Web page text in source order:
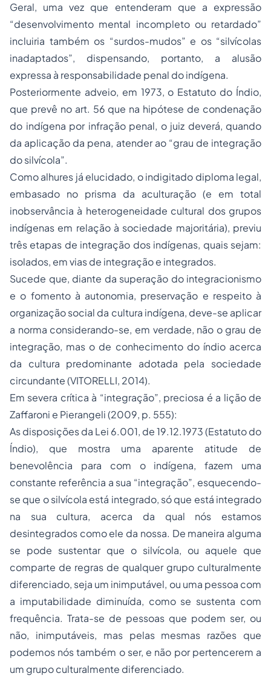
Geral, uma vez que entenderam que a expressão
“desenvolvimento mental incompleto ou retardado”
incluiria também os “surdos-mudos” e os “silvícolas
inadaptados”, dispensando, portanto, a alusão
expressa à responsabilidade penal do indígena.
Posteriormente adveio, em 1973, o Estatuto do Índio,
que prevê no art. 56 que na hipótese de condenação
do indígena por infração penal, o juiz deverá, quando
da aplicação da pena, atender ao “grau de integração
do silvícola”.
Como alhures já elucidado, o indigitado diploma legal,
embasado no prisma da aculturação (e em total
inobservância à heterogeneidade cultural dos grupos
indígenas em relação à sociedade majoritária), previu
três etapas de integração dos indígenas, quais sejam:
isolados, em vias de integração e integrados.
Sucede que, diante da superação do integracionismo
e o fomento à autonomia, preservação e respeito à
organização social da cultura indígena, deve-se aplicar
a norma considerando-se, em verdade, não o grau de
integração, mas o de conhecimento do índio acerca
da cultura predominante adotada pela sociedade
circundante (VITORELLI, 2014).
Em severa crítica à “integração”, preciosa é a lição de
Zaffaroni e Pierangeli (2009, p. 555):
As disposições da Lei 6.001, de 19.12.1973 (Estatuto do
Índio), que mostra uma aparente atitude de
benevolência para com o indígena, fazem uma
constante referência a sua “integração”, esquecendo-
se que o silvícola está integrado, só que está integrado
na sua cultura, acerca da qual nós estamos
desintegrados como ele da nossa. De maneira alguma
se pode sustentar que o silvícola, ou aquele que
comparte de regras de qualquer grupo culturalmente
diferenciado, seja um inimputável, ou uma pessoa com
a imputabilidade diminuída, como se sustenta com
frequência. Trata-se de pessoas que podem ser, ou
não, inimputáveis, mas pelas mesmas razões que
podemos nós também o ser, e não por pertencerem a
um grupo culturalmente diferenciado.